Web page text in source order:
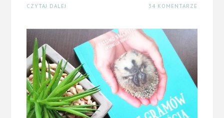
CZYTAJ DALEJ 34 KOMENTARZE